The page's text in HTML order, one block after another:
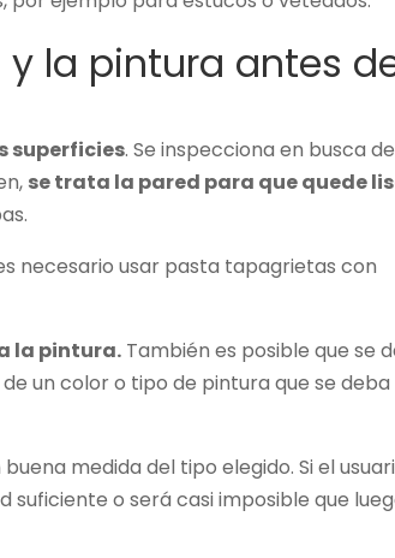
la pintura antes
superficies. Se inspecciona en busca de
se trata la pared para que quede
necesario usar pasta tapagrietas con
la pintura. También es posible que se
un color o tipo de pintura que se deba
medida del tipo elegido. Si el
o será casi imposible que